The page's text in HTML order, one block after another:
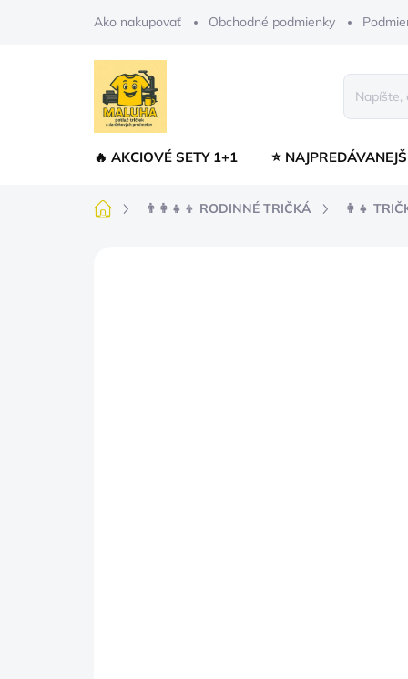
Ako nakupovať Obchodné podmienky
🔥 AKCIOVÉ SETY 1+1 ⭐
Domov👨‍👩‍👧‍👦 RODINNÉ TRIČKÁ 👩‍👧